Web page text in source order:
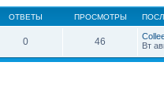
ОТВЕТЫ ПРОСМОТРЫ
0 46
Вт